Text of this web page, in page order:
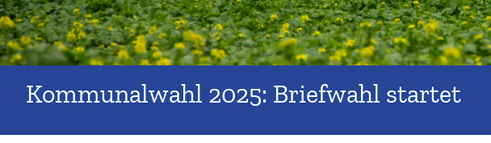
Kommunalwahl 2025: Briefwahl startet